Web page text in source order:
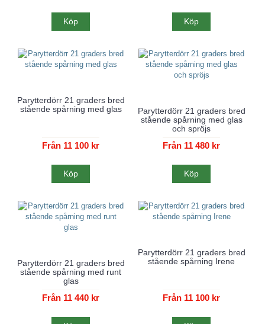
Köp Köp
Parytterdörr 21 graders bred
stående spårning med glas
Från 11 100 kr
Köp
Parytterdörr 21 graders bred
stående spårning med glas
och spröjs
Från 11 480 kr
Köp
Parytterdörr 21 graders bred
stående spårning med runt
glas
Från 11 440 kr
Parytterdörr 21 graders bred
stående spårning Irene
Från 11 100 kr